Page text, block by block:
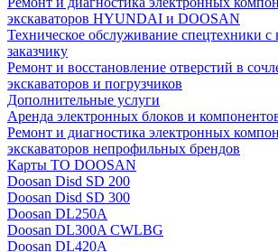
экскаваторов HYUNDAI и DOOSAN
Техническое обслуживание спецтехники с
заказчику
Ремонт и восстановление отверстий в
экскаваторов и погрузчиков
Дополнительные услуги
Аренда электронных блоков и
Ремонт и диагностика электронных
экскаваторов непрофильных брендов
Карты ТО DOOSAN
Doosan Disd SD 200
Doosan Disd SD 300
Doosan DL250A
Doosan DL300A CWLBG
Doosan DL420A